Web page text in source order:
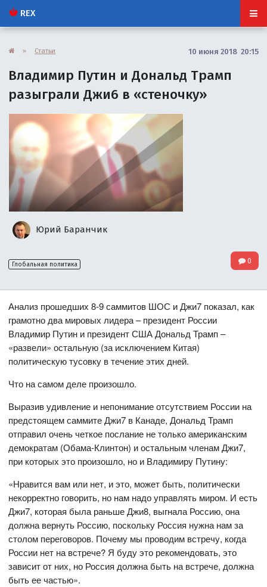
REX
» Статьи 10 июня 2018 20:15
Владимир Путин и Дональд Трамп
разыграли Джи6 в «стеночку»
Юрий Баранчик
Глобальная политика 0
Анализ прошедших 8-9 саммитов ШОС и Джи7 показал, как
грамотно два мировых лидера – президент России
Владимир Путин и президент США Дональд Трамп –
«развели» остальную (за исключением Китая)
политическую тусовку в течение этих дней.
Что на самом деле произошло.
Выразив удивление и непонимание отсутствием России на
предстоящем саммите Джи7 в Канаде, Дональд Трамп
отправил очень четкое послание не только американским
демократам (Обама-Клинтон) и остальным членам Джи7,
при которых это произошло, но и Владимиру Путину:
«Нравится вам или нет, и это, может быть, политически
некорректно говорить, но нам надо управлять миром. И есть
Джи7, которая была раньше Джи8, выгнала Россию, она
должна вернуть Россию, поскольку Россия нужна нам за
столом переговоров. Почему мы проводим встречу, когда
России нет на встрече? Я буду это рекомендовать, это
зависит от них, но Россия должна быть на встрече, должна
быть ее частью».